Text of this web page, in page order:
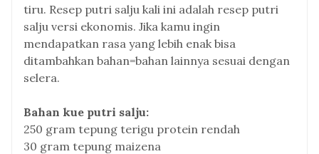
tiru. Resep putri salju kali ini adalah resep putri
salju versi ekonomis. Jika kamu ingin
mendapatkan rasa yang lebih enak bisa
ditambahkan bahan=bahan lainnya sesuai dengan
selera.
Bahan kue putri salju:
250 gram tepung terigu protein rendah
30 gram tepung maizena